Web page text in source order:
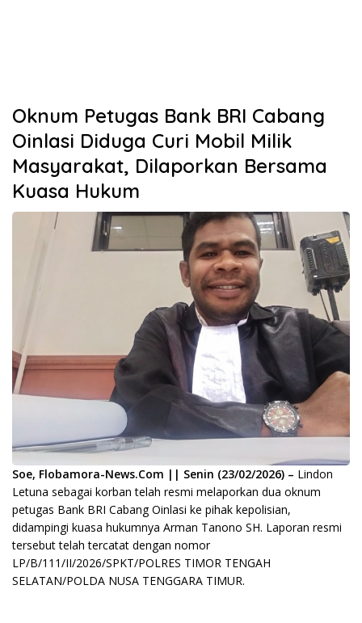
Oknum Petugas Bank BRI Cabang
Oinlasi Diduga Curi Mobil Milik
Masyarakat, Dilaporkan Bersama
Kuasa Hukum
Soe, Flobamora-News.Com || Senin (23/02/2026) – Lindon
Letuna sebagai korban telah resmi melaporkan dua oknum
petugas Bank BRI Cabang Oinlasi ke pihak kepolisian,
didampingi kuasa hukumnya Arman Tanono SH. Laporan resmi
tersebut telah tercatat dengan nomor
LP/B/111/II/2026/SPKT/POLRES TIMOR TENGAH
SELATAN/POLDA NUSA TENGGARA TIMUR.